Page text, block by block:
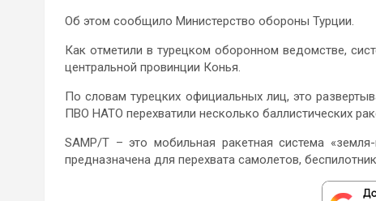
Об этом сообщило Министерство обороны Турции.
Как отметили в турецком оборонном ведомстве,
центральной провинции Конья.
По словам турецких официальных лиц, это
ПВО НАТО перехватили несколько баллистических
SAMP/T – это мобильная ракетная система
предназначена для перехвата самолетов,